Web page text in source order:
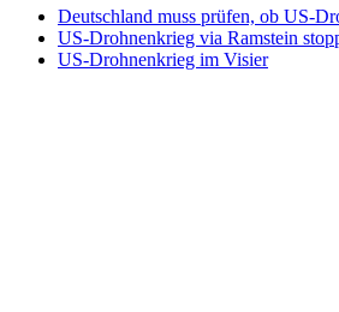
Deutschland muss prüfen, ob US-
US-Drohnenkrieg via Ramstein
US-Drohnenkrieg im Visier